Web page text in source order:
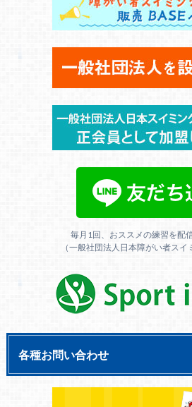
毎月1回、おススメの練習を配
（一般社団法人日本障がい者スイ
各種お問い合わせ